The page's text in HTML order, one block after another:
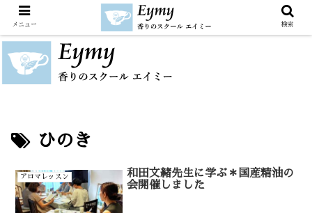
ひのき
アロマレッスン
和田文緒先生に学ぶ＊国産精油の
会開催しました
メニュー 検索